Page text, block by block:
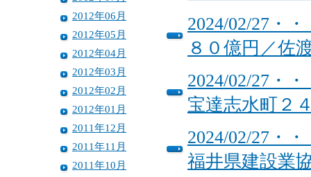
2012年06月
2012年05月
2012年04月
2012年03月
2012年02月
2012年01月
2011年12月
2011年11月
2011年10月
2024/02/27・
８０億円／佐
2024/02/27・
宝達志水町２
2024/02/27・
福井県建設業